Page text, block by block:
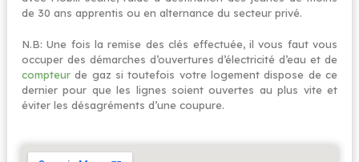
de 30 ans apprentis ou en alternance du secteur privé.
N.B: Une fois la remise des clés effectuée, il vous faut vous
occuper des démarches d’ouvertures d’électricité d’eau et de
compteurde gaz si toutefois votre logement dispose de ce
dernier pour que les lignes soient ouvertes au plus vite et
éviter les désagréments d’une coupure.